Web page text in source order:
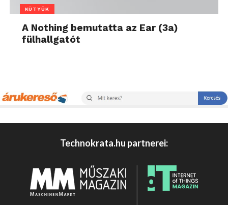
KÜTYÜK
A Nothing bemutatta az Ear (3a)
fülhallgatót
Technokrata.hu partnerei: